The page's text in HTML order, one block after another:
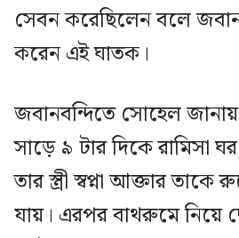
সেবন করেছিলেন বলে
করেন এই ঘাতক।
জবানবন্দিতে সোহেল
সাড়ে ৯ টার দিকে রামিসা
তার স্ত্রী স্বপ্না আক্তার
যায়। এরপর বাথরুমে নিয়ে